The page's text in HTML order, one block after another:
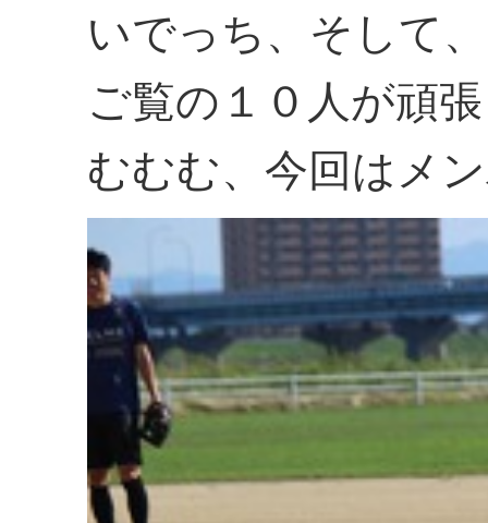
いでっち、そして
ご覧の１０人が頑
むむむ、今回はメ